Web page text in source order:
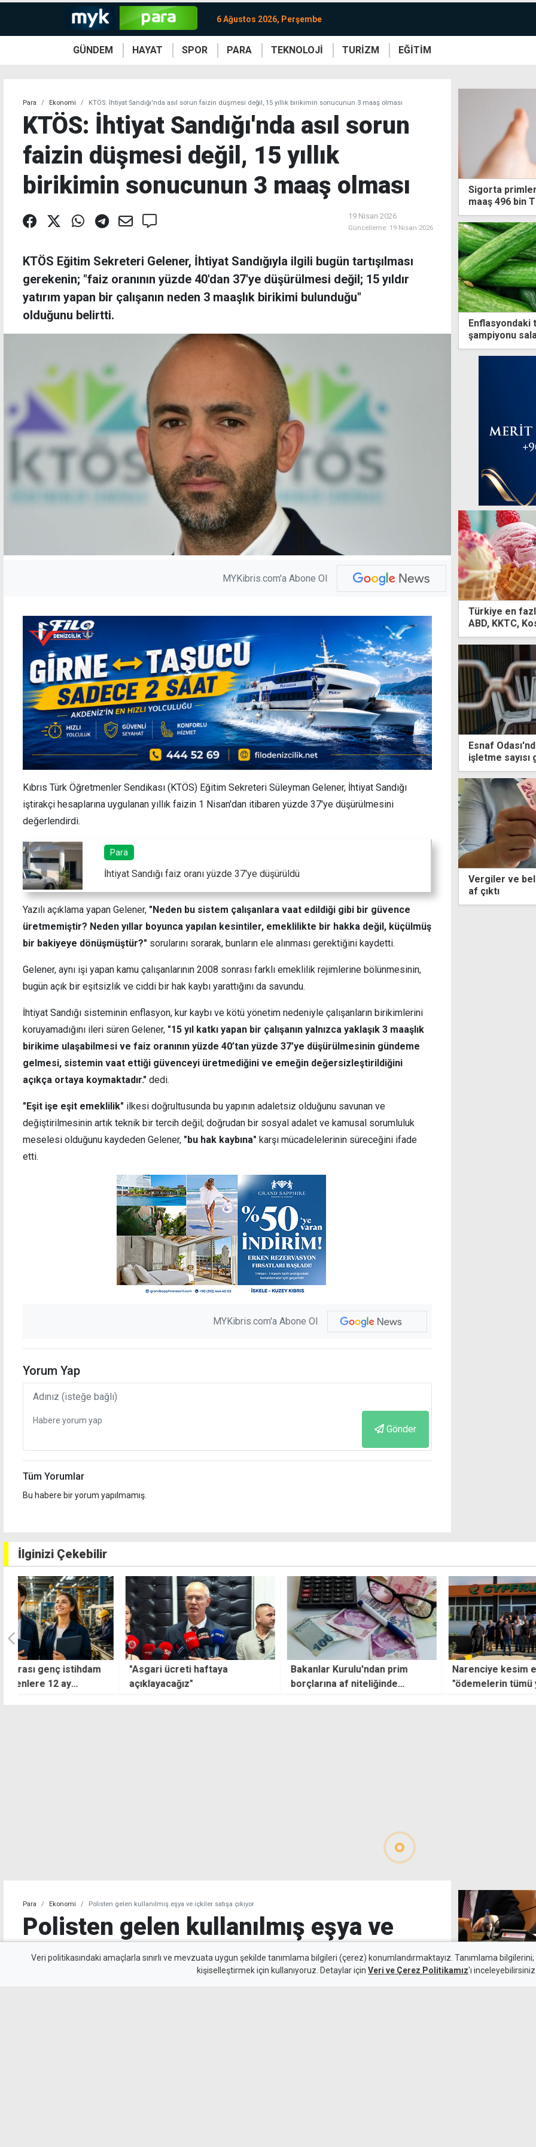
6 Ağustos 2026, Perşembe
GÜNDEM HAYAT SPOR PARA TEKNOLOJİ TURİZM EĞİTİM
Para Ekonomi KTÖS: İhtiyat Sandığı'nda asıl sorun faizin düşmesi değil, 15 yıllık birikimin sonucunun 3 maaş olması
KTÖS: İhtiyat Sandığı'nda asıl sorun
faizin düşmesi değil, 15 yıllık
birikimin sonucunun 3 maaş olması
19 Nisan 2026
Güncelleme: 19 Nisan 2026
KTÖS Eğitim Sekreteri Gelener, İhtiyat Sandığıyla ilgili bugün tartışılması
gerekenin; "faiz oranının yüzde 40'dan 37'ye düşürülmesi değil; 15 yıldır
yatırım yapan bir çalışanın neden 3 maaşlık birikimi bulunduğu"
olduğunu belirtti.
MYKibris.com'a Abone Ol
Kıbrıs Türk Öğretmenler Sendikası (KTÖS) Eğitim Sekreteri Süleyman Gelener, İhtiyat Sandığı
iştirakçi hesaplarına uygulanan yıllık faizin 1 Nisan'dan itibaren yüzde 37'ye düşürülmesini
değerlendirdi.
Para
İhtiyat Sandığı faiz oranı yüzde 37'ye düşürüldü
Yazılı açıklama yapan Gelener, "Neden bu sistem çalışanlara vaat edildiği gibi bir güvence
üretmemiştir? Neden yıllar boyunca yapılan kesintiler, emeklilikte bir hakka değil, küçülmüş
bir bakiyeye dönüşmüştür?" sorularını sorarak, bunların ele alınması gerektiğini kaydetti.
Gelener, aynı işi yapan kamu çalışanlarının 2008 sonrası farklı emeklilik rejimlerine bölünmesinin,
bugün açık bir eşitsizlik ve ciddi bir hak kaybı yarattığını da savundu.
İhtiyat Sandığı sisteminin enflasyon, kur kaybı ve kötü yönetim nedeniyle çalışanların birikimlerini
koruyamadığını ileri süren Gelener, "15 yıl katkı yapan bir çalışanın yalnızca yaklaşık 3 maaşlık
birikime ulaşabilmesi ve faiz oranının yüzde 40’tan yüzde 37’ye düşürülmesinin gündeme
gelmesi, sistemin vaat ettiği güvenceyi üretmediğini ve emeğin değersizleştirildiğini
açıkça ortaya koymaktadır." dedi.
"Eşit işe eşit emeklilik" ilkesi doğrultusunda bu yapının adaletsiz olduğunu savunan ve
değiştirilmesinin artık teknik bir tercih değil; doğrudan bir sosyal adalet ve kamusal sorumluluk
meselesi olduğunu kaydeden Gelener, "bu hak kaybına" karşı mücadelelerinin süreceğini ifade
etti.
MYKibris.com'a Abone Ol
Yorum Yap
Gönder
Tüm Yorumlar
Bu habere bir yorum yapılmamış.
Sigorta
maaş 496 bin
Enflasyondaki
şampiyonu
Türkiye en
ABD, KKTC,
Esnaf
işletme sayısı
Petrol dört gündür yükselişte
Vergiler ve belediyelerin alacakları için yeni
af çıktı
Trafik
hesaplandı
İlginizi Çekebilir
"Asgari ücreti haftaya
açıklayacağız"
Bakanlar Kurulu'ndan prim
borçlarına af niteliğinde
Narenciye kesim ekiplerinden
"ödemelerin tümü yapılsın"
Para Ekonomi Polisten gelen kullanılmış eşya ve içkiler satışa çıkıyor
Polisten gelen kullanılmış eşya ve
içkiler satışa çıkıyor
Veri politikasındaki amaçlarla sınırlı ve mevzuata uygun şekilde tanımlama bilgileri (çerez) konumlandırmaktayız. Tanımlama
kişiselleştirmek için kullanıyoruz. Detaylar için Veri ve Çerez Politikamız'ı inceleyebilirsiniz.